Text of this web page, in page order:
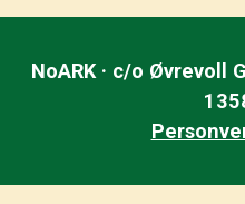
NoARK · c/o Øvrevoll